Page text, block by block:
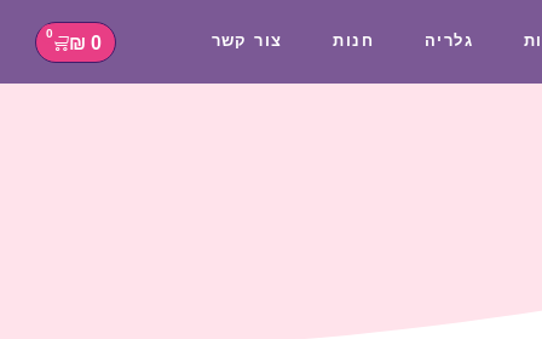
גלריה חנות צור קשר ₪ 0
0